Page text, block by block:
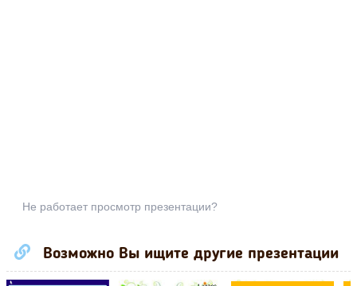
Не работает просмотр презентации?
Возможно Вы ищите другие презентации